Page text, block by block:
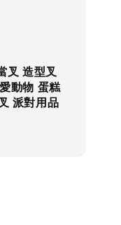
叉 造型叉
動物 蛋糕
派對用品